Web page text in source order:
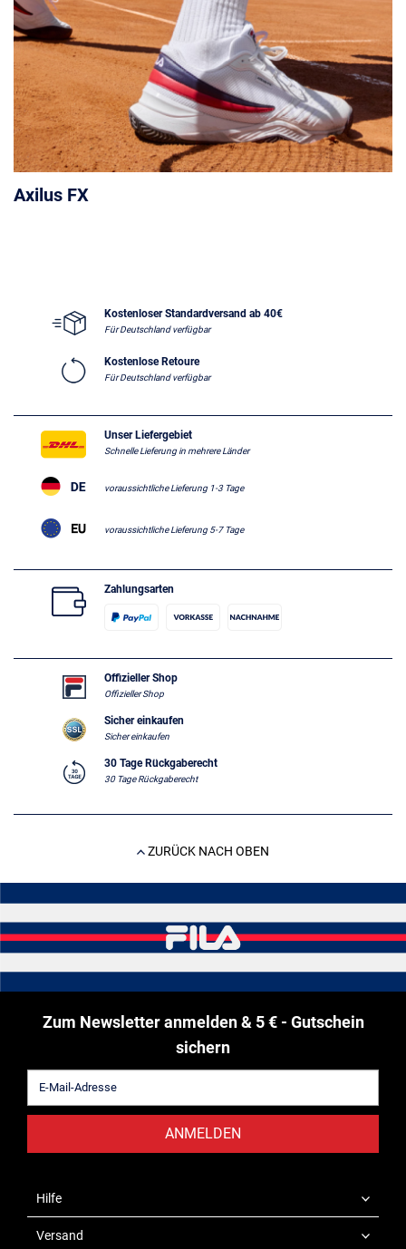
Axilus FX
Kostenloser Standardversand ab 40€
Für Deutschland verfügbar
Kostenlose Retoure
Für Deutschland verfügbar
Unser Liefergebiet
Schnelle Lieferung in mehrere Länder
voraussichtliche Lieferung 1-3 Tage
voraussichtliche Lieferung 5-7 Tage
Zahlungsarten
Offizieller Shop
Offizieller Shop
Sicher einkaufen
Sicher einkaufen
30 Tage Rückgaberecht
30 Tage Rückgaberecht
ZURÜCK NACH OBEN
Zum Newsletter anmelden & 5 € - Gutschein
sichern
ANMELDEN
Hilfe
Versand